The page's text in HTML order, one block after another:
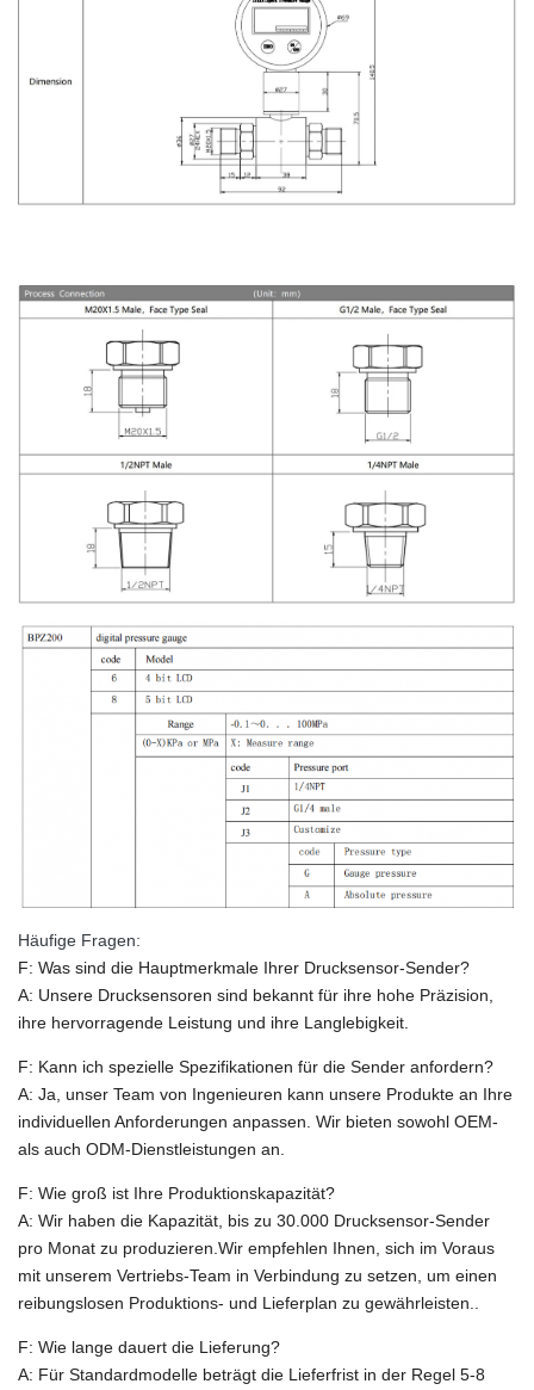
Häufige Fragen:
F: Was sind die Hauptmerkmale Ihrer Drucksensor-Sender?
A: Unsere Drucksensoren sind bekannt für ihre hohe Präzision,
ihre hervorragende Leistung und ihre Langlebigkeit.
F: Kann ich spezielle Spezifikationen für die Sender anfordern?
A: Ja, unser Team von Ingenieuren kann unsere Produkte an Ihre
individuellen Anforderungen anpassen. Wir bieten sowohl OEM-
als auch ODM-Dienstleistungen an.
F: Wie groß ist Ihre Produktionskapazität?
A: Wir haben die Kapazität, bis zu 30.000 Drucksensor-Sender
pro Monat zu produzieren.Wir empfehlen Ihnen, sich im Voraus
mit unserem Vertriebs-Team in Verbindung zu setzen, um einen
reibungslosen Produktions- und Lieferplan zu gewährleisten..
F: Wie lange dauert die Lieferung?
A: Für Standardmodelle beträgt die Lieferfrist in der Regel 5-8